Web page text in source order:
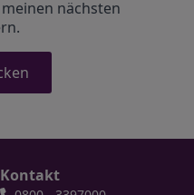
nächsten
Kontakt